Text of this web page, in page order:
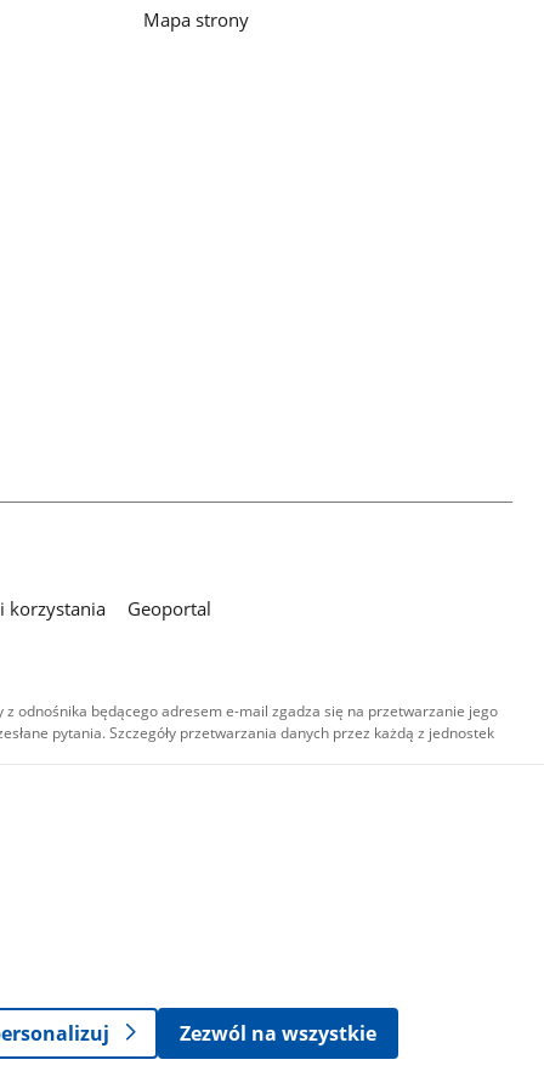
Mapa strony
korzystania Geoportal
odnośnika będącego adresem e-mail zgadza się na przetwarzanie jego
pytania. Szczegóły przetwarzania danych przez każdą z jednostek
Zezwól na wszystkie